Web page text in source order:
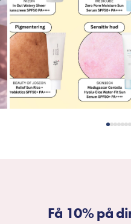
Få 10% på